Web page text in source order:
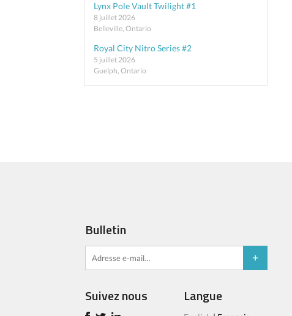
Lynx Pole Vault Twilight #1
8 juillet 2026
Belleville, Ontario
Royal City Nitro Series #2
5 juillet 2026
Guelph, Ontario
Bulletin
Suivez nous Langue